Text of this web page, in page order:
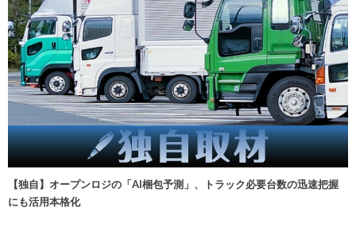
【独自】オープンロジの「AI梱包予測」、トラック必要台数の迅速把握
にも活用本格化